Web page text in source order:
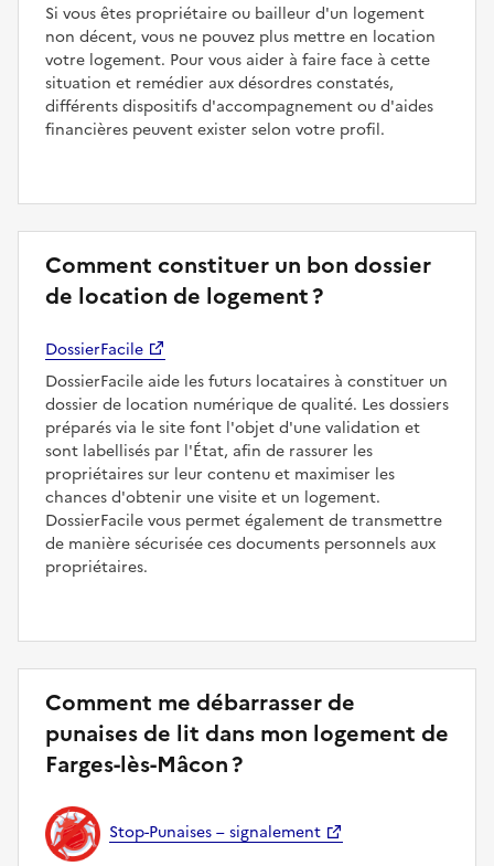
Si vous êtes propriétaire ou bailleur d'un logement
non décent, vous ne pouvez plus mettre en location
votre logement. Pour vous aider à faire face à cette
situation et remédier aux désordres constatés,
différents dispositifs d'accompagnement ou d'aides
financières peuvent exister selon votre profil.
Comment constituer un bon dossier
de location de logement ?
DossierFacile
DossierFacile aide les futurs locataires à constituer un
dossier de location numérique de qualité. Les dossiers
préparés via le site font l'objet d'une validation et
sont labellisés par l'État, afin de rassurer les
propriétaires sur leur contenu et maximiser les
chances d'obtenir une visite et un logement.
DossierFacile vous permet également de transmettre
de manière sécurisée ces documents personnels aux
propriétaires.
Comment me débarrasser de
punaises de lit dans mon logement de
Farges-lès-Mâcon ?
Stop-Punaises – signalement